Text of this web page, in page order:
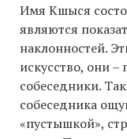
Имя Кшыся
являются
наклонностей.
искусство, они
собеседники.
собеседника
«пустышкой»,